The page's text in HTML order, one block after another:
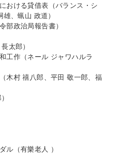
おける貸借表（バランス・シ
、蝋山 政道）
部政治局報告書）
太郎）
工作（ネール ジャワハルラ
木村 禧八郎、平田 敬一郎、福
ル（有樂老人 ）